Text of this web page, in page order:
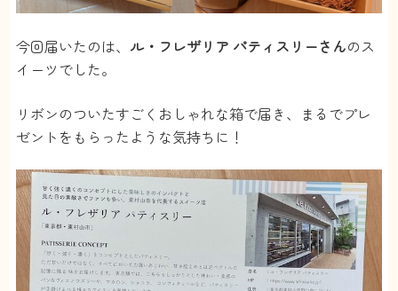
今回届いたのは、 ル・フレザリア パティスリーさんのス
イーツでした。
リボンのついたすごくおしゃれな箱で届き、まるでプレ
ゼントをもらったような気持ちに！